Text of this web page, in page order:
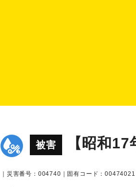
被害 【昭和
｜災害番号：004740｜固有コード：00474021